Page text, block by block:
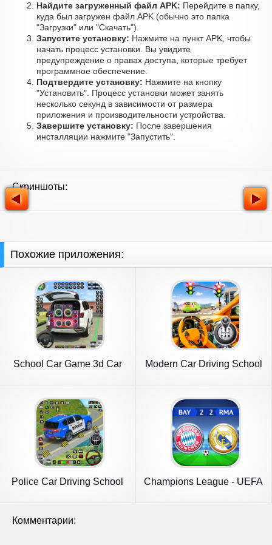
Найдите загруженный файл APK: Перейдите в папку,
куда был загружен файл APK (обычно это папка
"Загрузки" или "Скачать").
Запустите установку: Нажмите на пункт APK, чтобы
начать процесс установки. Вы увидите
предупреждение о правах доступа, которые требует
программное обеспечение.
Подтвердите установку: Нажмите на кнопку
"Установить". Процесс установки может занять
несколько секунд в зависимости от размера
приложения и производительности устройства.
Завершите установку: После завершения
инсталляции нажмите "Запустить".
Скриншоты:
Похожие приложения:
School Car Game 3d Car
Modern Car Driving School
Police Car Driving School
Champions League - UEFA
Комментарии: